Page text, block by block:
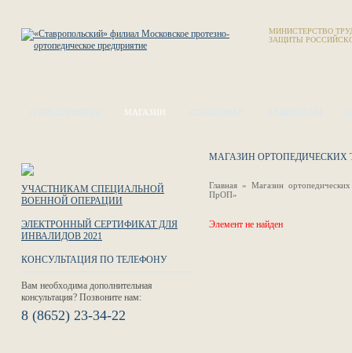
МИНИСТЕРСТВО
ЗАЩИТЫ
МАГАЗИН ПАЦИЕНТАМ
УЧАСТНИКАМ СПЕЦИАЛЬНОЙ
ВОЕННОЙ ОПЕРАЦИИ
ЭЛЕКТРОННЫЙ СЕРТИФИКАТ ДЛЯ
ИНВАЛИДОВ 2021
КОНСУЛЬТАЦИЯ ПО ТЕЛЕФОНУ
Вам необходима дополнительная
консультация? Позвоните нам:
8 (8652) 23-34-22
МАГАЗИН ОРТОПЕДИЧЕСКИХ
Главная » Магазин
ПрОП»
Элемент не найден